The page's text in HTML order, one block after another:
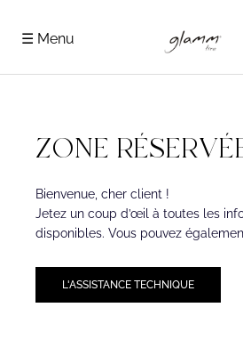
☰ Menu
ZONE
Bienvenue, cher client !
Jetez un coup d’œil à toutes les
disponibles. Vous pouvez
L'ASSISTANCE TECHNIQUE